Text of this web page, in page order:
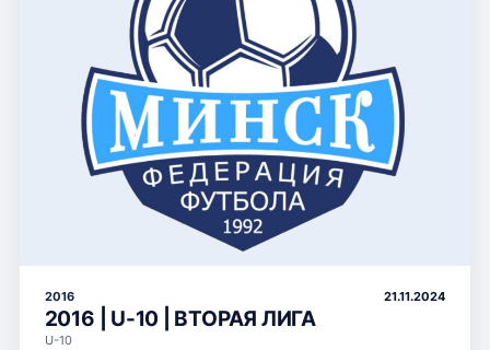
2016 21.11.2024
2016 | U-10 | ВТОРАЯ ЛИГА
U-10